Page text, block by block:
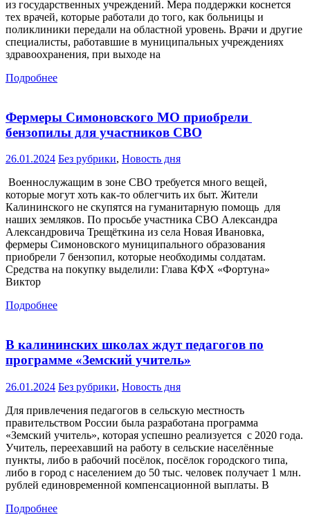
из государственных учреждений. Мера поддержки коснется
тех врачей, которые работали до того, как больницы и
поликлиники передали на областной уровень. Врачи и другие
специалисты, работавшие в муниципальных учреждениях
здравоохранения, при выходе на
Подробнее
Фермеры Симоновского МО приобрели
бензопилы для участников СВО
26.01.2024 Без рубрики, Новость дня
Военнослужащим в зоне СВО требуется много вещей,
которые могут хоть как-то облегчить их быт. Жители
Калининского не скупятся на гуманитарную помощь для
наших земляков. По просьбе участника СВО Александра
Александровича Трещёткина из села Новая Ивановка,
фермеры Симоновского муниципального образования
приобрели 7 бензопил, которые необходимы солдатам.
Средства на покупку выделили: Глава КФХ «Фортуна»
Виктор
Подробнее
В калининских школах ждут педагогов по
программе «Земский учитель»
26.01.2024 Без рубрики, Новость дня
Для привлечения педагогов в сельскую местность
правительством России была разработана программа
«Земский учитель», которая успешно реализуется с 2020 года.
Учитель, переехавший на работу в сельские населённые
пункты, либо в рабочий посёлок, посёлок городского типа,
либо в город с населением до 50 тыс. человек получает 1 млн.
рублей единовременной компенсационной выплаты. В
Подробнее